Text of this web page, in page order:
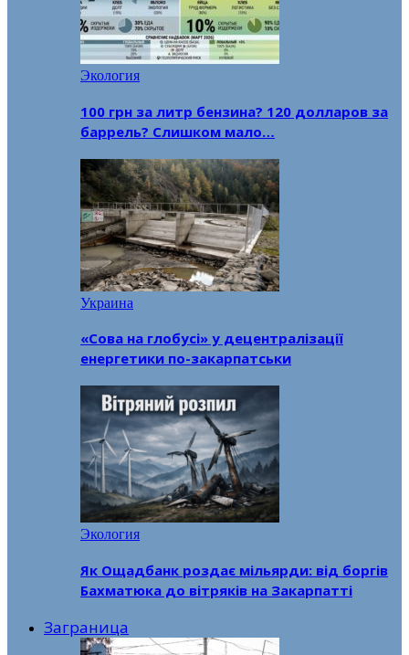
Экология
100 грн за литр бензина? 120 долларов за
баррель? Слишком мало…
Украина
«Сова на глобусі» у децентралізації
енергетики по-закарпатськи
Экология
Як Ощадбанк роздає мільярди: від боргів
Бахматюка до вітряків на Закарпатті
Заграница